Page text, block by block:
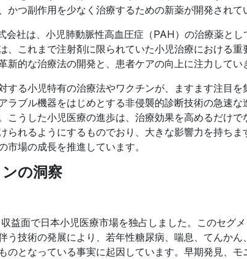
かつ副作用を少なく治療するための新薬が開発されて
会社は、小児肺動脈性高血圧症（PAH）の治療薬と
、これまで注射剤に限られていた小児治療における重
新的な治療法の開発と、患者ケアの向上に注力してい
する小児特有の治療法やワクチンが、ますます注目
ラブル機器をはじめとする非侵襲的診断技術の急速
こうした小児医療の進歩は、治療効果を高めるだけ
られるようにするものでおり、大きな影響力を持ち
場の成長を推進しています。
の洞察
益面で日本小児医療市場を独占しました。このセグ
う技術の発展により、若年性糖尿病、喘息、てんか
のとなっている事実に起因しています。早期発見、